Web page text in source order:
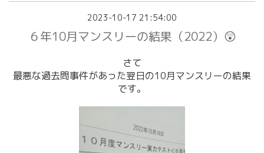
2023-10-17 21:54:00
６年10月マンスリーの結果（2022）😲
さて
最悪な過去問事件があった翌日の10月マンスリーの結果
です。